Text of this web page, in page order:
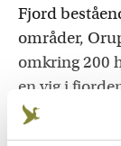
Fjord
områder,
omkring 200
en vig i
etablerede
fjorden.